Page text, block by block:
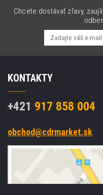
Chcete dostávať zľavy,
KONTAKTY
+421 917 858 004
obchod@cdrmarket.sk